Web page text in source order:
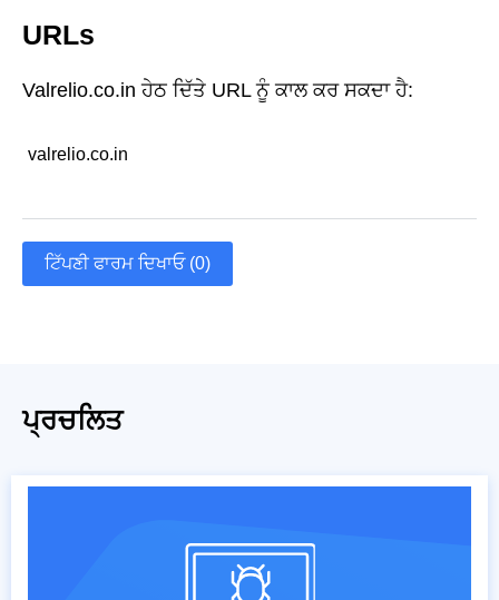
URLs
Valrelio.co.in ਹੇਠ ਦਿੱਤੇ URL ਨੂੰ ਕਾਲ ਕਰ ਸਕਦਾ ਹੈ:
valrelio.co.in
ਟਿੱਪਣੀ ਫਾਰਮ ਦਿਖਾਓ (0)
ਪ੍ਰਚਲਿਤ